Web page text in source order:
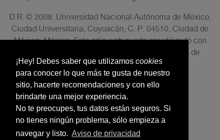
¡Hey! Debes saber que utilizamos cookies
para conocer lo que más te gusta de nuestro
sitio, hacerte recomendaciones y con ello
brindarte una mejor experiencia.
No te preocupes, tus datos están seguros. Si
no tienes ningún problema, sólo empieza a
navegar y listo. Aviso de privacidad
D.R. © 2008. Universidad Nacional Autónoma de México.
Ciudad Universitaria, Coyoacán, C. P. 04510, Ciudad de
México, México. Este sitio web puede ser utilizado con
fines no lucrativos siempre que se cite la fuente de
conformidad con el AVISO LEGAL.